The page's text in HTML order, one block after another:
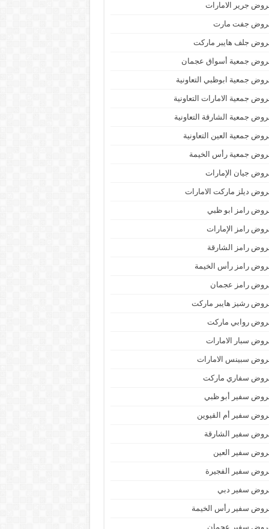
جرير الامارات
جفت مارت
جلف هايبر ماركت
جمعية أسواق عجمان
جمعية ابوظبي التعاونية
جمعية الامارات التعاونية
جمعية الشارقة التعاونية
جمعية العين التعاونية
جمعية رأس الخيمة
جيان الإمارات
ديلز ماركت الامارات
رامز ابو ظبي
رامز الإمارات
رامز الشارقة
رامز رأس الخيمة
رامز عجمان
رشيز هايبر ماركت
روابي ماركت
سبار الامارات
سبينس الامارات
سفاري ماركت
سفير أبو ظبي
سفير أم القيوين
سفير الشارقة
سفير العين
سفير الفجيرة
سفير دبي
سفير رأس الخيمة
سفير عجمان